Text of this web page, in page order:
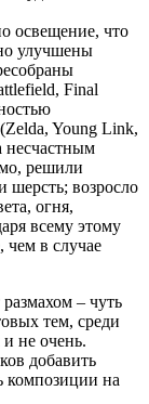
освещение, что
улучшены
Final
Young Link,
несчастным
решили
шерсть; возросло
огня,
всему этому
чем в случае
– чуть
тем, среди
не очень.
добавить
композиции на